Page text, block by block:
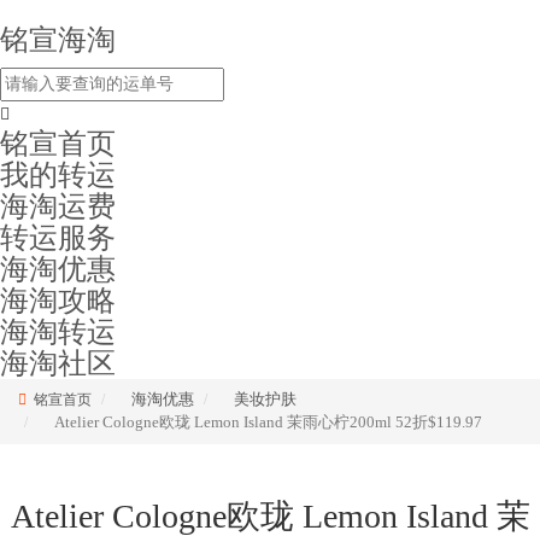
铭宣海淘
铭宣首页
我的转运
海淘运费
转运服务
海淘优惠
海淘攻略
海淘转运
海淘社区
铭宣首页 海淘优惠
美妆护肤
Atelier Cologne欧珑 Lemon Island 茉雨心柠200ml 52折$119.97
Atelier Cologne欧珑 Lemon Island 茉